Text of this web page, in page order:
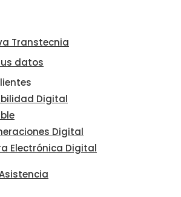
Transtecnia
datos
Digital
Digital
Electrónica Digital